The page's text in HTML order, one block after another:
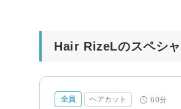
Hair RizeLのスペシ
全員 ヘアカット 60分